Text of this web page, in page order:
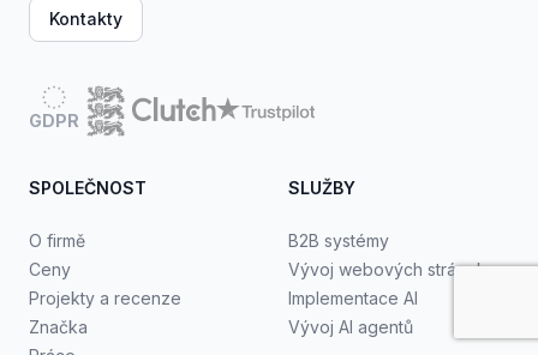
Kontakty
GDPR
SPOLEČNOST
O firmě
Ceny
Projekty a recenze
Značka
SLUŽBY
B2B systémy
Vývoj webových stránek
Implementace AI
Vývoj AI agentů